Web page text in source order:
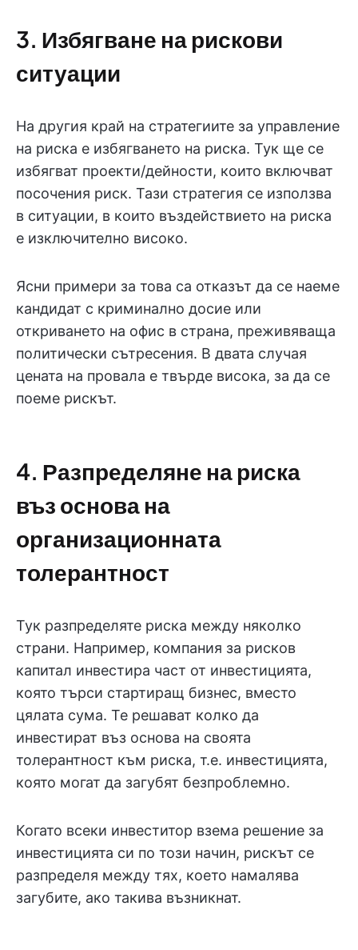
3. Избягване на рискови
ситуации
На другия край на стратегиите за управление
на риска е избягването на риска. Тук ще се
избягват проекти/дейности, които включват
посочения риск. Тази стратегия се използва
в ситуации, в които въздействието на риска
е изключително високо.
Ясни примери за това са отказът да се наеме
кандидат с криминално досие или
откриването на офис в страна, преживяваща
политически сътресения. В двата случая
цената на провала е твърде висока, за да се
поеме рискът.
4. Разпределяне на риска
въз основа на
организационната
толерантност
Тук разпределяте риска между няколко
страни. Например, компания за рисков
капитал инвестира част от инвестицията,
която търси стартиращ бизнес, вместо
цялата сума. Те решават колко да
инвестират въз основа на своята
толерантност към риска, т.е. инвестицията,
която могат да загубят безпроблемно.
Когато всеки инвеститор взема решение за
инвестицията си по този начин, рискът се
разпределя между тях, което намалява
загубите, ако такива възникнат.